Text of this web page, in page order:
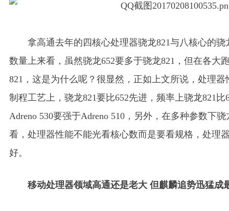
拿高通去年的四核心处理器骁龙821与八核心的
数量上来看，虽然骁龙652要多于骁龙821，但在各大
821，这是为什么呢？很显然，正如上文所说，处理
制程工艺上，骁龙821要比652先进，频率上骁龙821比
Adreno 530要强于Adreno 510，另外，在多种参数下
看，处理器性能不能光看核心数而是要看规格，处理
好。
移动处理器领域高通还是老大 但麒麟追势迅猛成